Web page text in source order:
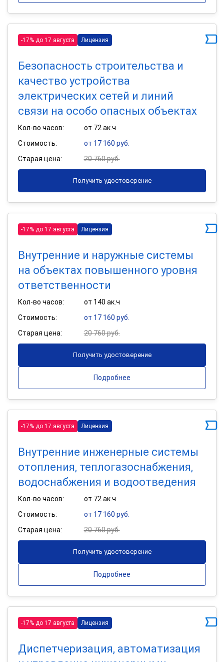
-17% до 17 августа Лицензия
Безопасность строительства и
качество устройства
электрических сетей и линий
связи на особо опасных объектах
Кол-во часов:
от 72 ак.ч
Стоимость:
от 17 160 руб.
Старая цена:
20 760 руб.
Получить удостоверение
-17% до 17 августа Лицензия
Внутренние и наружные системы
на объектах повышенного уровня
ответственности
Кол-во часов:
от 140 ак.ч
Стоимость:
от 17 160 руб.
Старая цена:
20 760 руб.
Получить удостоверение
Подробнее
-17% до 17 августа Лицензия
Внутренние инженерные системы
отопления, теплогазоснабжения,
водоснабжения и водоотведения
Кол-во часов:
от 72 ак.ч
Стоимость:
от 17 160 руб.
Старая цена:
20 760 руб.
Получить удостоверение
Подробнее
-17% до 17 августа Лицензия
Диспетчеризация, автоматизация